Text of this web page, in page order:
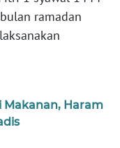
ramadan
Makanan, Haram